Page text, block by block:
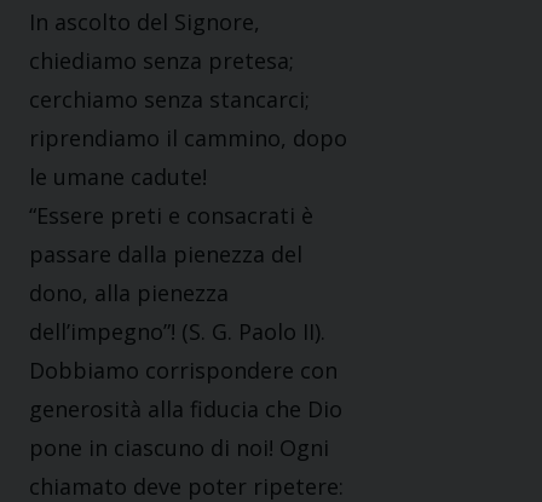
In ascolto del Signore,
chiediamo senza pretesa;
cerchiamo senza stancarci;
riprendiamo il cammino, dopo
le umane cadute!
“Essere preti e consacrati è
passare dalla pienezza del
dono, alla pienezza
dell’impegno”! (S. G. Paolo II).
Dobbiamo corrispondere con
generosità alla fiducia che Dio
pone in ciascuno di noi! Ogni
chiamato deve poter ripetere: